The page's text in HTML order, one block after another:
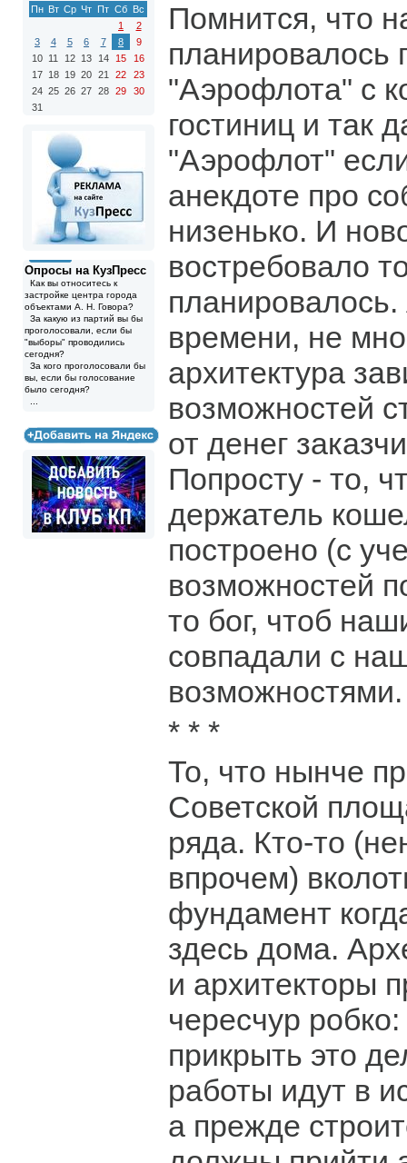
Пн Вт Ср Чт Пт Сб Вс
1
2
3
4 5 6 7 8
9
10 11 12 13 14 15
16
17 18 19 20 21 22
23
24 25 26 27 28 29
30
31
Опросы на КузПресс
Как вы относитесь к
застройке центра города
объектами А. Н. Говора?
За какую из партий вы бы
проголосовали, если бы
"выборы" проводились
сегодня?
За кого проголосовали бы
вы, если бы голосование
было сегодня?
Помнится, что
планировалось
"Аэрофлота" с
гостиниц и так
"Аэрофлот"
анекдоте про
низенько. И
востребовало
времени, не
архитектура
возможностей
от денег
Попросту - то,
держатель
построено (с
возможностей
то бог, чтоб
совпадали с
возможностями.
* * *
То, что нынче
Советской
ряда. Кто-то
впрочем)
фундамент
здесь дома.
и архитекторы
чересчур
прикрыть это
работы идут в
а прежде